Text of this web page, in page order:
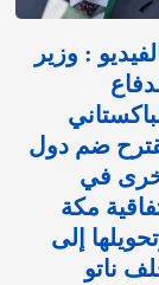
: وزير
ضم دول
في
مكة
إلى
ناتو